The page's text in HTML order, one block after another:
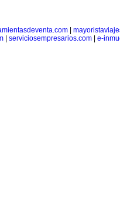
serviciosempresarios.com e-